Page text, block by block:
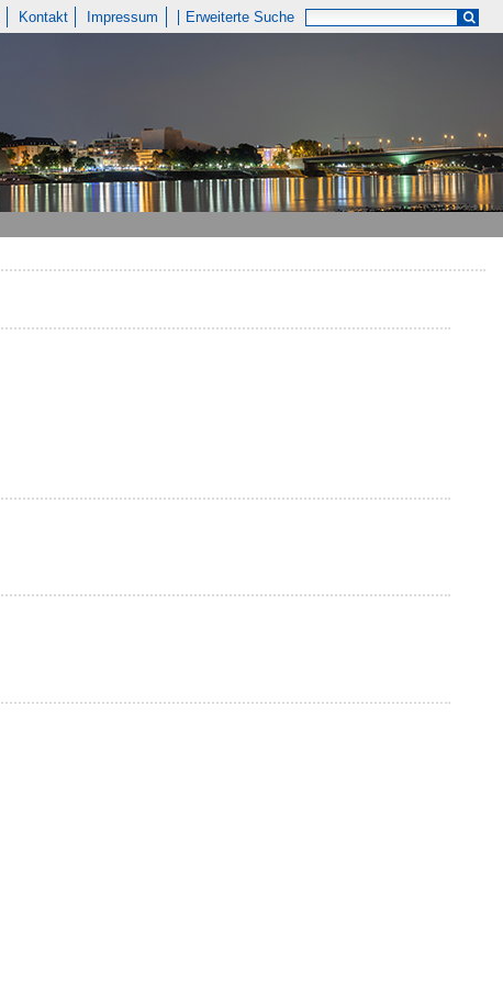
Kontakt Impressum Erweiterte Suche